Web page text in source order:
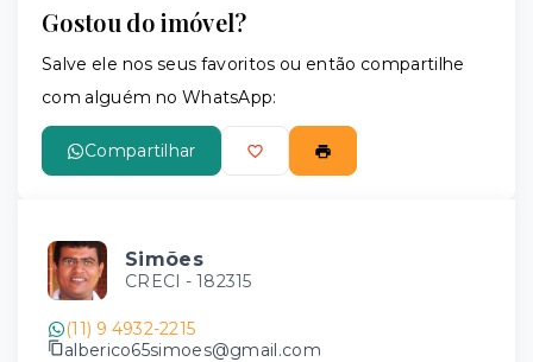
Gostou do imóvel?
Salve ele nos seus favoritos ou então compartilhe
com alguém no WhatsApp:
Compartilhar
Simões
CRECI - 182315
(11) 9 4932-2215
alberico65simoes@gmail.com